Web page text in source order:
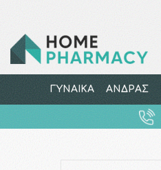
ΓΥΝΑΙΚΑ ΑΝΔΡΑΣ